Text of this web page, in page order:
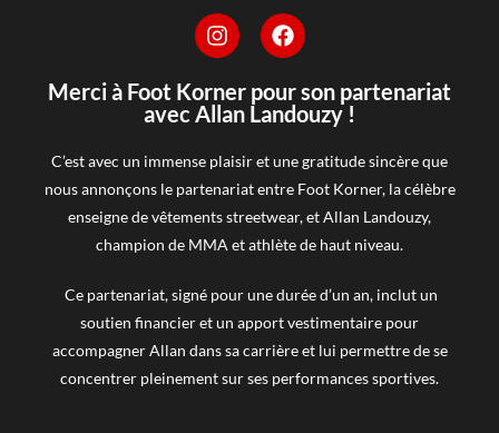
Merci à Foot Korner pour son partenariat
avec Allan Landouzy !
C’est avec un immense plaisir et une gratitude sincère que
nous annonçons le partenariat entre Foot Korner, la célèbre
enseigne de vêtements streetwear, et Allan Landouzy,
champion de MMA et athlète de haut niveau.
Ce partenariat, signé pour une durée d’un an, inclut un
soutien financier et un apport vestimentaire pour
accompagner Allan dans sa carrière et lui permettre de se
concentrer pleinement sur ses performances sportives.